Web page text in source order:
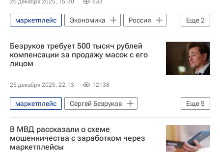
26 декабря 2025, 15:30 633
Еще2
маркетплейс Экономика
Россия
Антон Шалаев
Безруков требует 500 тысяч рублей
компенсации за продажу масок с его
лицом
25 декабря 2025, 22:13 12138
Еще5
маркетплейс
Сергей Безруков
Вайлдберриз (Wildberries)
Ozon
Происшествия
Культура
В МВД рассказали о схеме
мошенничества с заработком через
маркетплейсы